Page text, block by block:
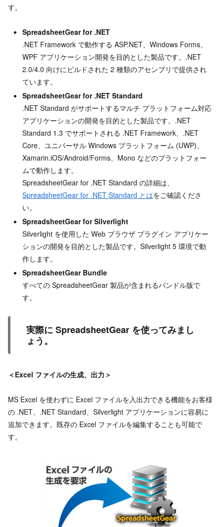
す。
SpreadsheetGear for .NET
.NET Framework で動作する ASP.NET、Windows Forms、
WPF アプリケーション開発を目的とした製品です。.NET
2.0/4.0 向けにビルドされた 2 種類のアセンブリで提供され
ています。
SpreadsheetGear for .NET Standard
.NET Standard がサポートするマルチ プラットフォーム対応
アプリケーションの開発を目的とした製品です。.NET
Standard 1.3 でサポートされる .NET Framework、.NET
Core、ユニバーサル Windows プラットフォーム (UWP)、
Xamarin.iOS/Android/Forms、Mono などのプラットフォー
ムで動作します。
SpreadsheetGear for .NET Standard の詳細は、
SpreadsheetGear for .NET Standard とはをご確認くださ
い。
SpreadsheetGear for Silverlight
Silverlight を使用した Web ブラウザ プラグイン アプリケー
ションの開発を目的とした製品です。Silverlight 5 環境で動
作します。
SpreadsheetGear Bundle
すべての SpreadsheetGear 製品が含まれるバンドル版で
す。
実際に SpreadsheetGear を使ってみまし
ょう。
＜Excel ファイルの生成、出力＞
MS Excel を使わずに Excel ファイルを入出力できる機能をお客様
の .NET、.NET Standard、Silverlight アプリケーションに容易に
追加できます。既存の Excel ファイルを編集することも可能で
す。